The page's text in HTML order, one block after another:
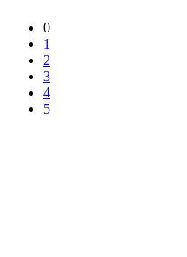
0
1
2
3
4
5